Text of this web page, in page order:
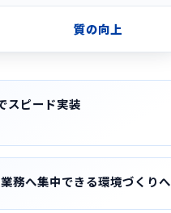
質の向上
スピード実装
務へ集中できる環境づくりへ